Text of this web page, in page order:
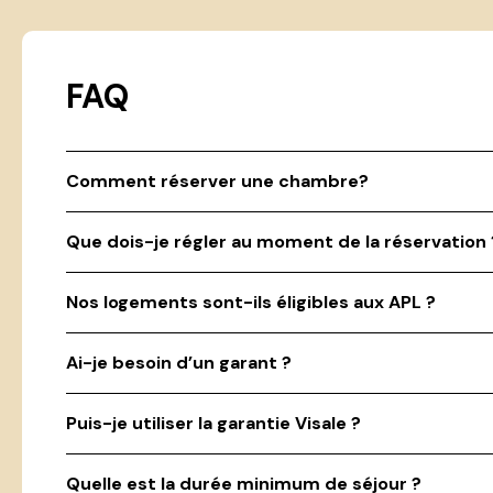
FAQ
Comment réserver une chambre?
Que dois-je régler au moment de la réservation
Nos logements sont-ils éligibles aux APL ?
Ai-je besoin d’un garant ?
Puis-je utiliser la garantie Visale ?
Quelle est la durée minimum de séjour ?